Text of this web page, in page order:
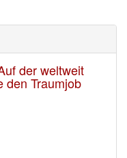
der weltweit
den Traumjob